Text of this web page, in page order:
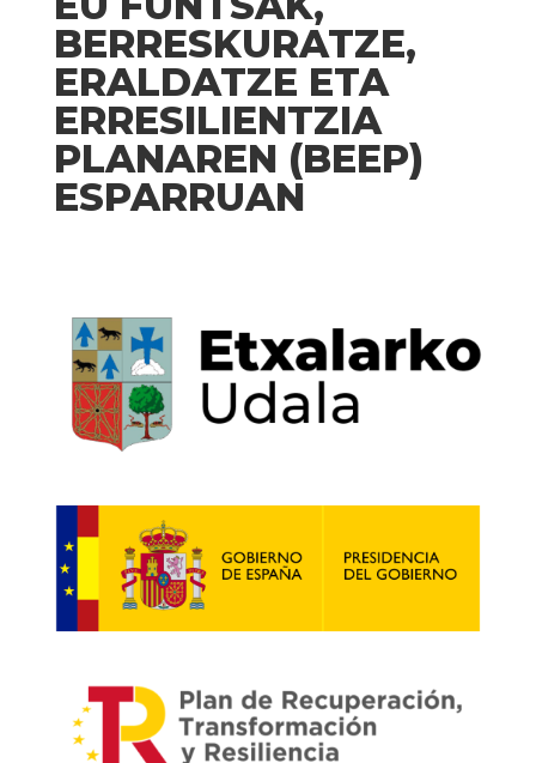
BERRESKURATZE,
ERALDATZE ETA
ERRESILIENTZIA
PLANAREN (BEEP)
ESPARRUAN